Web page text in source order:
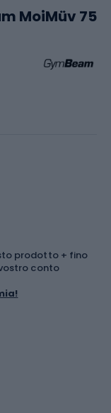
MoiMüv 75
prodotto + fino
conto